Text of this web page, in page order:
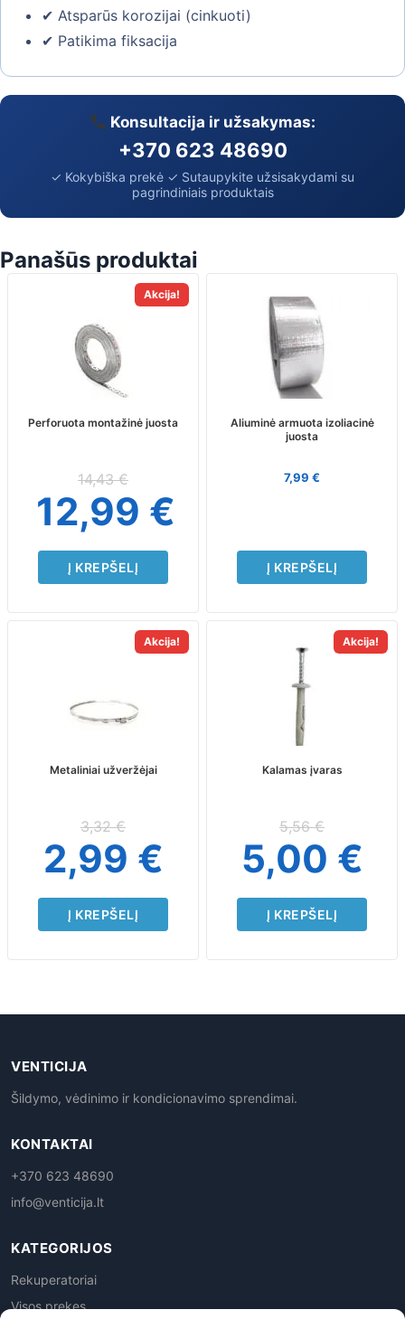
✔ Atsparūs korozijai (cinkuoti)
✔ Patikima fiksacija
Konsultacija ir užsakymas:
+370 623 48690
✓ Kokybiška prekė ✓ Sutaupykite užsisakydami su
pagrindiniais produktais
Panašūs produktai
Akcija!
Perforuota montažinė juosta
14,43€
12,99 €
Į KREPŠELĮ
Aliuminė armuota izoliacinė
juosta
7,99 €
Į KREPŠELĮ
Akcija!
Metaliniai užveržėjai
3,32€
2,99 €
Į KREPŠELĮ
Akcija!
Kalamas įvaras
5,56€
5,00 €
Į KREPŠELĮ
VENTICIJA
Šildymo, vėdinimo ir kondicionavimo sprendimai.
KONTAKTAI
+370 623 48690
info@venticija.lt
KATEGORIJOS
Rekuperatoriai
Visos prekes